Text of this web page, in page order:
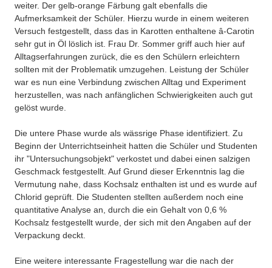
weiter. Der gelb-orange Färbung galt ebenfalls die
Aufmerksamkeit der Schüler. Hierzu wurde in einem weiteren
Versuch festgestellt, dass das in Karotten enthaltene â-Carotin
sehr gut in Öl löslich ist. Frau Dr. Sommer griff auch hier auf
Alltagserfahrungen zurück, die es den Schülern erleichtern
sollten mit der Problematik umzugehen. Leistung der Schüler
war es nun eine Verbindung zwischen Alltag und Experiment
herzustellen, was nach anfänglichen Schwierigkeiten auch gut
gelöst wurde.
Die untere Phase wurde als wässrige Phase identifiziert. Zu
Beginn der Unterrichtseinheit hatten die Schüler und Studenten
ihr "Untersuchungsobjekt" verkostet und dabei einen salzigen
Geschmack festgestellt. Auf Grund dieser Erkenntnis lag die
Vermutung nahe, dass Kochsalz enthalten ist und es wurde auf
Chlorid geprüft. Die Studenten stellten außerdem noch eine
quantitative Analyse an, durch die ein Gehalt von 0,6 %
Kochsalz festgestellt wurde, der sich mit den Angaben auf der
Verpackung deckt.
Eine weitere interessante Fragestellung war die nach der